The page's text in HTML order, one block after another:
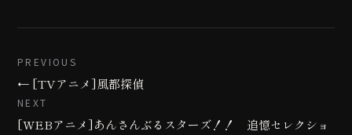
PREVIOUS
← [TVアニメ]風都探偵
NEXT
[WEBアニメ]あんさんぶるスターズ！！ 追憶セレクショ